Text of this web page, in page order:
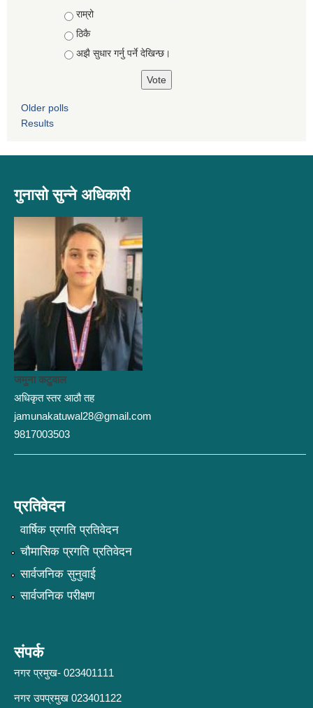
Choices
राम्रो
ठिकै
अझै सुधार गर्नु पर्ने देखिन्छ।
Older polls
Results
गुनासो सुन्ने अधिकारी
जमुना कटुवाल
अधिकृत स्तर आठौ तह
jamunakatuwal28@gmail.com
9817003503
प्रतिवेदन
वार्षिक प्रगति प्रतिवेदन
चौमासिक प्रगति प्रतिवेदन
सार्वजनिक सुनुवाई
सार्वजनिक परीक्षण
संपर्क
नगर प्रमुख- 023401111
नगर उपप्रमुख 023401122